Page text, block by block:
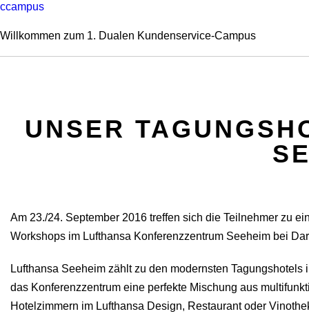
ccampus
Willkommen zum 1. Dualen Kundenservice-Campus
UNSER
Am 23./24. September 2016 treffen sich die Teilnehmer zu
Workshops im Lufthansa Konferenzzentrum Seeheim bei
Lufthansa Seeheim zählt zu den modernsten
das Konferenzzentrum eine perfekte Mischung aus
Hotelzimmern im Lufthansa Design, Restaurant oder